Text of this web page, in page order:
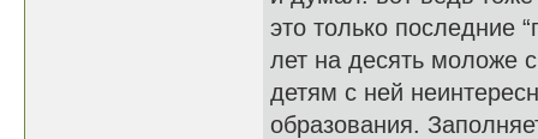
это только последние
лет на десять моложе
детям с ней
образования.